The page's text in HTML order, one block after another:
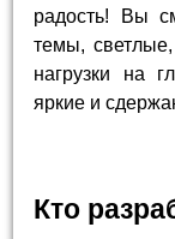
радость! Вы
темы,
нагрузки на
яркие и
Кто